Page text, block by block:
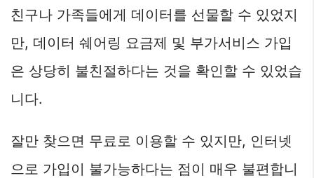
친구나 가족들에게 데이터를 선물할 수 있었지
만, 데이터 쉐어링 요금제 및 부가서비스 가입
은 상당히 불친절하다는 것을 확인할 수 있었습
니다.
잘만 찾으면 무료로 이용할 수 있지만, 인터넷
으로 가입이 불가능하다는 점이 매우 불편합니